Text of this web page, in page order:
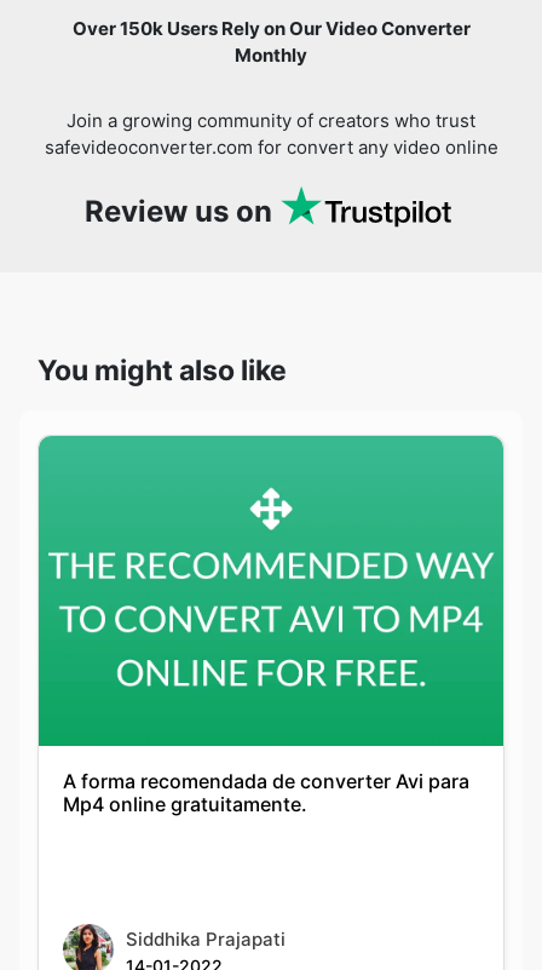
Over 150k Users Rely on Our Video Converter
Monthly
Join a growing community of creators who trust
safevideoconverter.com for convert any video online
Review us on
You might also like
A forma recomendada de converter Avi para
Mp4 online gratuitamente.
Siddhika Prajapati
14-01-2022